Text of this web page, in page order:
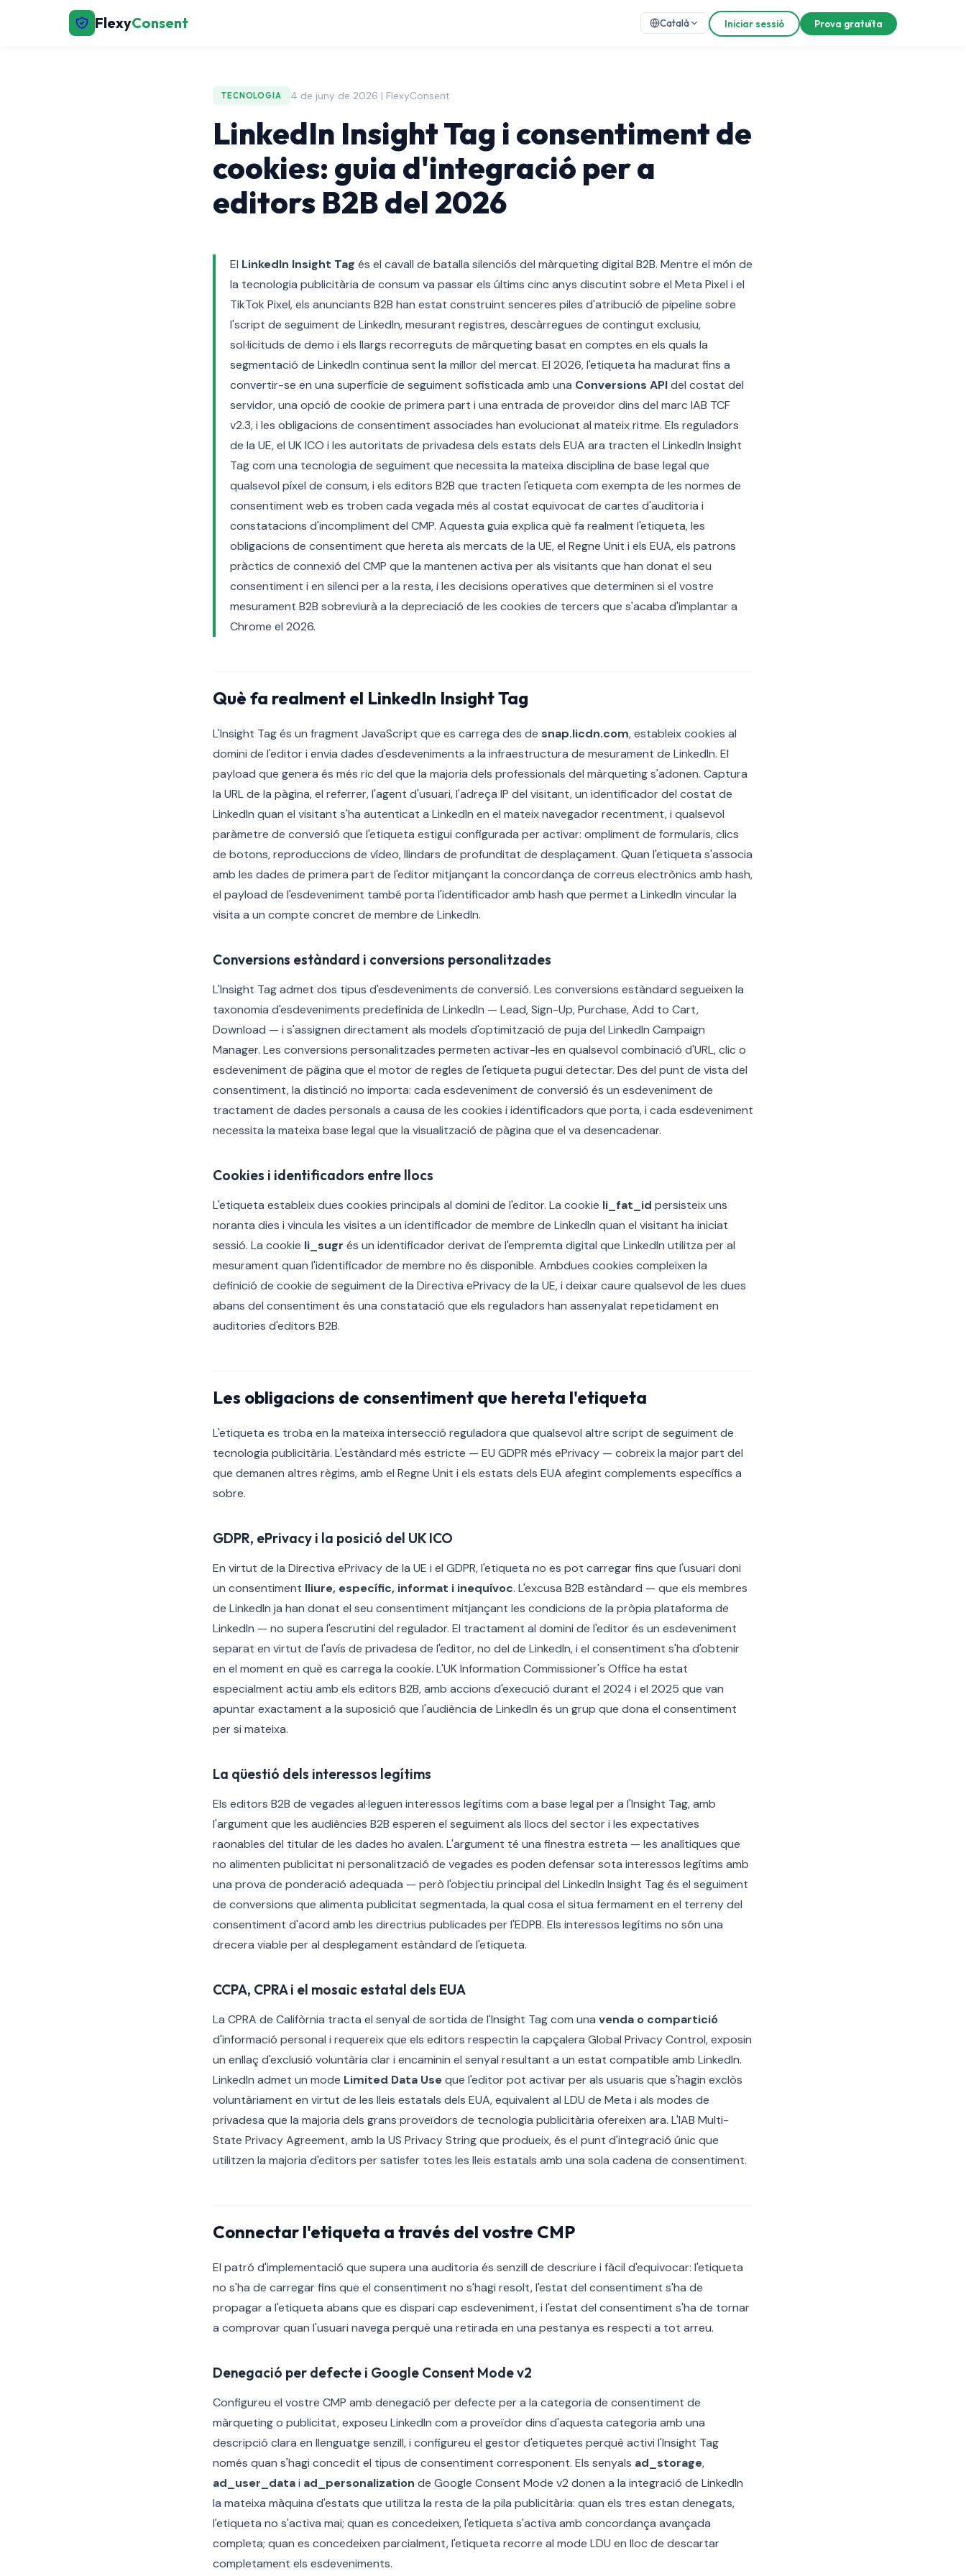
FlexyConsent Català Iniciar sessió Prova gratuïta
TECNOLOGIA 4 de juny de 2026 | FlexyConsent
LinkedIn Insight Tag i consentiment de
cookies: guia d'integració per a
editors B2B del 2026
El LinkedIn Insight Tag és el cavall de batalla silenciós del màrqueting digital B2B. Mentre el món de
la tecnologia publicitària de consum va passar els últims cinc anys discutint sobre el Meta Pixel i el
TikTok Pixel, els anunciants B2B han estat construint senceres piles d'atribució de pipeline sobre
l'script de seguiment de LinkedIn, mesurant registres, descàrregues de contingut exclusiu,
sol·licituds de demo i els llargs recorreguts de màrqueting basat en comptes en els quals la
segmentació de LinkedIn continua sent la millor del mercat. El 2026, l'etiqueta ha madurat fins a
convertir-se en una superfície de seguiment sofisticada amb una Conversions APIdel costat del
servidor, una opció de cookie de primera part i una entrada de proveïdor dins del marc IAB TCF
v2.3, i les obligacions de consentiment associades han evolucionat al mateix ritme. Els reguladors
de la UE, el UK ICO i les autoritats de privadesa dels estats dels EUA ara tracten el LinkedIn Insight
Tag com una tecnologia de seguiment que necessita la mateixa disciplina de base legal que
qualsevol píxel de consum, i els editors B2B que tracten l'etiqueta com exempta de les normes de
consentiment web es troben cada vegada més al costat equivocat de cartes d'auditoria i
constatacions d'incompliment del CMP. Aquesta guia explica què fa realment l'etiqueta, les
obligacions de consentiment que hereta als mercats de la UE, el Regne Unit i els EUA, els patrons
pràctics de connexió del CMP que la mantenen activa per als visitants que han donat el seu
consentiment i en silenci per a la resta, i les decisions operatives que determinen si el vostre
mesurament B2B sobreviurà a la depreciació de les cookies de tercers que s'acaba d'implantar a
Chrome el 2026.
Què fa realment el LinkedIn Insight Tag
L'Insight Tag és un fragment JavaScript que es carrega des de snap.licdn.com, estableix cookies al
domini de l'editor i envia dades d'esdeveniments a la infraestructura de mesurament de LinkedIn. El
payload que genera és més ric del que la majoria dels professionals del màrqueting s'adonen. Captura
la URL de la pàgina, el referrer, l'agent d'usuari, l'adreça IP del visitant, un identificador del costat de
LinkedIn quan el visitant s'ha autenticat a LinkedIn en el mateix navegador recentment, i qualsevol
paràmetre de conversió que l'etiqueta estigui configurada per activar: ompliment de formularis, clics
de botons, reproduccions de vídeo, llindars de profunditat de desplaçament. Quan l'etiqueta s'associa
amb les dades de primera part de l'editor mitjançant la concordança de correus electrònics amb hash,
el payload de l'esdeveniment també porta l'identificador amb hash que permet a LinkedIn vincular la
visita a un compte concret de membre de LinkedIn.
Conversions estàndard i conversions personalitzades
L'Insight Tag admet dos tipus d'esdeveniments de conversió. Les conversions estàndard segueixen la
taxonomia d'esdeveniments predefinida de LinkedIn — Lead, Sign-Up, Purchase, Add to Cart,
Download — i s'assignen directament als models d'optimització de puja del LinkedIn Campaign
Manager. Les conversions personalitzades permeten activar-les en qualsevol combinació d'URL, clic o
esdeveniment de pàgina que el motor de regles de l'etiqueta pugui detectar. Des del punt de vista del
consentiment, la distinció no importa: cada esdeveniment de conversió és un esdeveniment de
tractament de dades personals a causa de les cookies i identificadors que porta, i cada esdeveniment
necessita la mateixa base legal que la visualització de pàgina que el va desencadenar.
Cookies i identificadors entre llocs
L'etiqueta estableix dues cookies principals al domini de l'editor. La cookie li_fat_id persisteix uns
noranta dies i vincula les visites a un identificador de membre de LinkedIn quan el visitant ha iniciat
sessió. La cookie li_sugr és un identificador derivat de l'empremta digital que LinkedIn utilitza per al
mesurament quan l'identificador de membre no és disponible. Ambdues cookies compleixen la
definició de cookie de seguiment de la Directiva ePrivacy de la UE, i deixar caure qualsevol de les dues
abans del consentiment és una constatació que els reguladors han assenyalat repetidament en
auditories d'editors B2B.
Les obligacions de consentiment que hereta l'etiqueta
L'etiqueta es troba en la mateixa intersecció reguladora que qualsevol altre script de seguiment de
tecnologia publicitària. L'estàndard més estricte — EU GDPR més ePrivacy — cobreix la major part del
que demanen altres règims, amb el Regne Unit i els estats dels EUA afegint complements específics a
sobre.
GDPR, ePrivacy i la posició del UK ICO
En virtut de la Directiva ePrivacy de la UE i el GDPR, l'etiqueta no es pot carregar fins que l'usuari doni
un consentiment lliure, específic, informat i inequívoc. L'excusa B2B estàndard — que els membres
de LinkedIn ja han donat el seu consentiment mitjançant les condicions de la pròpia plataforma de
LinkedIn — no supera l'escrutini del regulador. El tractament al domini de l'editor és un esdeveniment
separat en virtut de l'avís de privadesa de l'editor, no del de LinkedIn, i el consentiment s'ha d'obtenir
en el moment en què es carrega la cookie. L'UK Information Commissioner's Office ha estat
especialment actiu amb els editors B2B, amb accions d'execució durant el 2024 i el 2025 que van
apuntar exactament a la suposició que l'audiència de LinkedIn és un grup que dona el consentiment
per si mateixa.
La qüestió dels interessos legítims
Els editors B2B de vegades al·leguen interessos legítims com a base legal per a l'Insight Tag, amb
l'argument que les audiències B2B esperen el seguiment als llocs del sector i les expectatives
raonables del titular de les dades ho avalen. L'argument té una finestra estreta — les analítiques que
no alimenten publicitat ni personalització de vegades es poden defensar sota interessos legítims amb
una prova de ponderació adequada — però l'objectiu principal del LinkedIn Insight Tag és el seguiment
de conversions que alimenta publicitat segmentada, la qual cosa el situa fermament en el terreny del
consentiment d'acord amb les directrius publicades per l'EDPB. Els interessos legítims no són una
drecera viable per al desplegament estàndard de l'etiqueta.
CCPA, CPRA i el mosaic estatal dels EUA
La CPRA de Califòrnia tracta el senyal de sortida de l'Insight Tag com una venda o compartició
d'informació personal i requereix que els editors respectin la capçalera Global Privacy Control, exposin
un enllaç d'exclusió voluntària clar i encaminin el senyal resultant a un estat compatible amb LinkedIn.
LinkedIn admet un mode Limited Data Useque l'editor pot activar per als usuaris que s'hagin exclòs
voluntàriament en virtut de les lleis estatals dels EUA, equivalent al LDU de Meta i als modes de
privadesa que la majoria dels grans proveïdors de tecnologia publicitària ofereixen ara. L'IAB Multi-
State Privacy Agreement, amb la US Privacy String que produeix, és el punt d'integració únic que
utilitzen la majoria d'editors per satisfer totes les lleis estatals amb una sola cadena de consentiment.
Connectar l'etiqueta a través del vostre CMP
El patró d'implementació que supera una auditoria és senzill de descriure i fàcil d'equivocar: l'etiqueta
no s'ha de carregar fins que el consentiment no s'hagi resolt, l'estat del consentiment s'ha de
propagar a l'etiqueta abans que es dispari cap esdeveniment, i l'estat del consentiment s'ha de tornar
a comprovar quan l'usuari navega perquè una retirada en una pestanya es respecti a tot arreu.
Denegació per defecte i Google Consent Mode v2
Configureu el vostre CMP amb denegació per defecte per a la categoria de consentiment de
màrqueting o publicitat, exposeu LinkedIn com a proveïdor dins d'aquesta categoria amb una
descripció clara en llenguatge senzill, i configureu el gestor d'etiquetes perquè activi l'Insight Tag
només quan s'hagi concedit el tipus de consentiment corresponent. Els senyals ad_storage,
ad_user_datai ad_personalization de Google Consent Mode v2 donen a la integració de LinkedIn
la mateixa màquina d'estats que utilitza la resta de la pila publicitària: quan els tres estan denegats,
l'etiqueta no s'activa mai; quan es concedeixen, l'etiqueta s'activa amb concordança avançada
completa; quan es concedeixen parcialment, l'etiqueta recorre al mode LDU en lloc de descartar
completament els esdeveniments.